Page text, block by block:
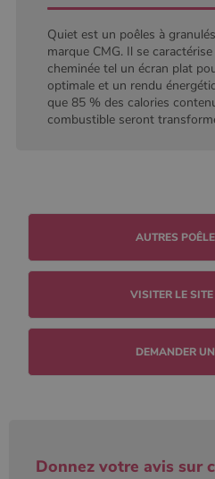
Quiet est un poêles à
marque CMG. Il se
cheminée tel un écran plat
optimale et un rendu
que 85 % des calories
combustible seront
VISITER LE SITE
DEMANDER
Donnez votre avis sur
_ga_W8LED1F420